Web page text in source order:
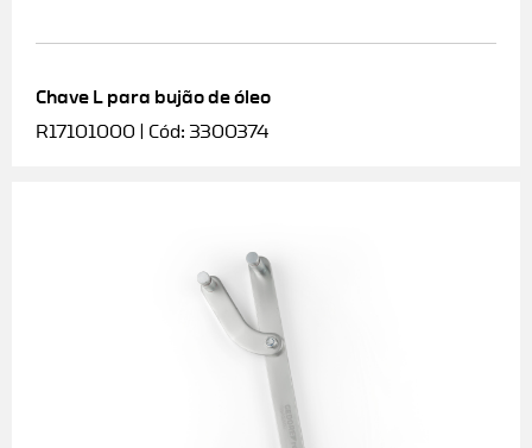
Chave L para bujão de óleo
R17101000 | Cód: 3300374